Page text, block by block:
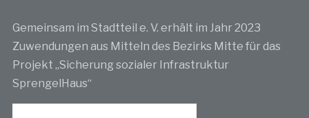
Gemeinsam im Stadtteil e. V. erhält im Jahr 2023
Zuwendungen aus Mitteln des Bezirks Mitte für das
Projekt „Sicherung sozialer Infrastruktur
SprengelHaus“